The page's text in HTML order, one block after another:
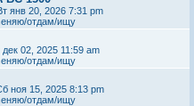
янв 20, 2026 7:31 pm
отдам/ищу
дек 02, 2025 11:59 am
отдам/ищу
ноя 15, 2025 8:13 pm
отдам/ищу